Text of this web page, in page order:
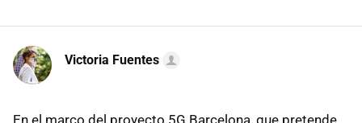
Victoria Fuentes
En el marco del proyecto 5G Barcelona, que pretende